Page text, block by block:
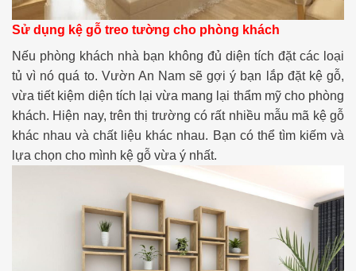
Sử dụng kệ gỗ treo tường cho phòng khách
Nếu phòng khách nhà bạn không đủ diện tích đặt các loại
tủ vì nó quá to. Vườn An Nam sẽ gợi ý bạn lắp đặt kệ gỗ,
vừa tiết kiệm diện tích lại vừa mang lại thẩm mỹ cho phòng
khách. Hiện nay, trên thị trường có rất nhiều mẫu mã kệ gỗ
khác nhau và chất liệu khác nhau. Bạn có thể tìm kiếm và
lựa chọn cho mình kệ gỗ vừa ý nhất.